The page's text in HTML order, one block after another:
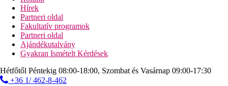
Sport ajánlat
Ingyenes:
Térítés ellenében:
Szórakozás
Nappali és esti animációs programok. Este élőzene.
Gyermekek
Hírek
Partneri oldal
Fakultatív programok
Partneri oldal
Ajándékutalvány
Gyakran Ismételt Kérdések
Hétfőtől Péntekig 08:00-18:00, Szombat és Vasárnap 09:00-17:30
+36 1/ 462-8-462